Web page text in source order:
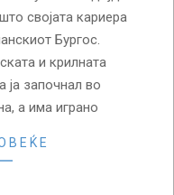
својата кариера
Бургос.
и крилната
ја започнал во
а има играно